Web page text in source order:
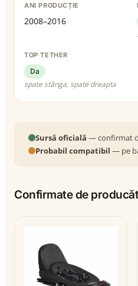
ANI PRODUCȚIE
2008–2016
TOP TETHER
Da
spate stânga, spate dreapta
Sursă oficială — confirmat
Probabil compatibil — pe
Confirmate de